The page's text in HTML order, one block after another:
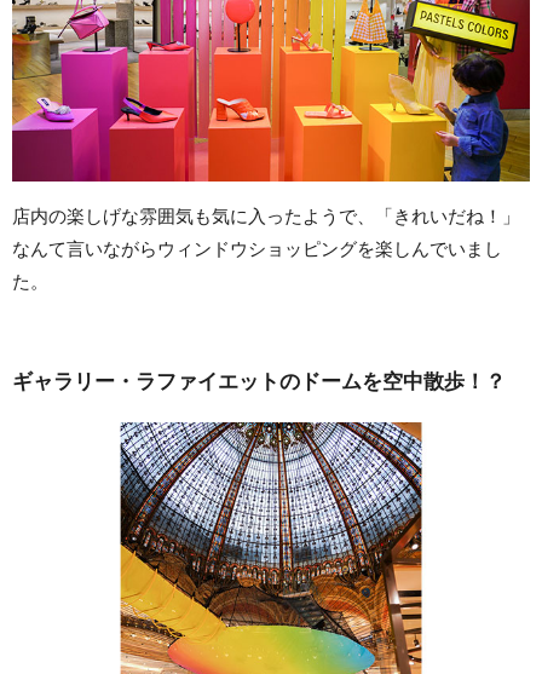
店内の楽しげな雰囲気も気に入ったようで、「きれいだね！」
なんて言いながらウィンドウショッピングを楽しんでいまし
た。
ギャラリー・ラファイエットのドームを空中散歩！？